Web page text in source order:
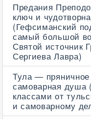
Предания
ключ и
(Гефсиманский
самый большой
Святой источник
Сергиева Лавра)
Тула —
самоварная душа
классами от
и самоварному